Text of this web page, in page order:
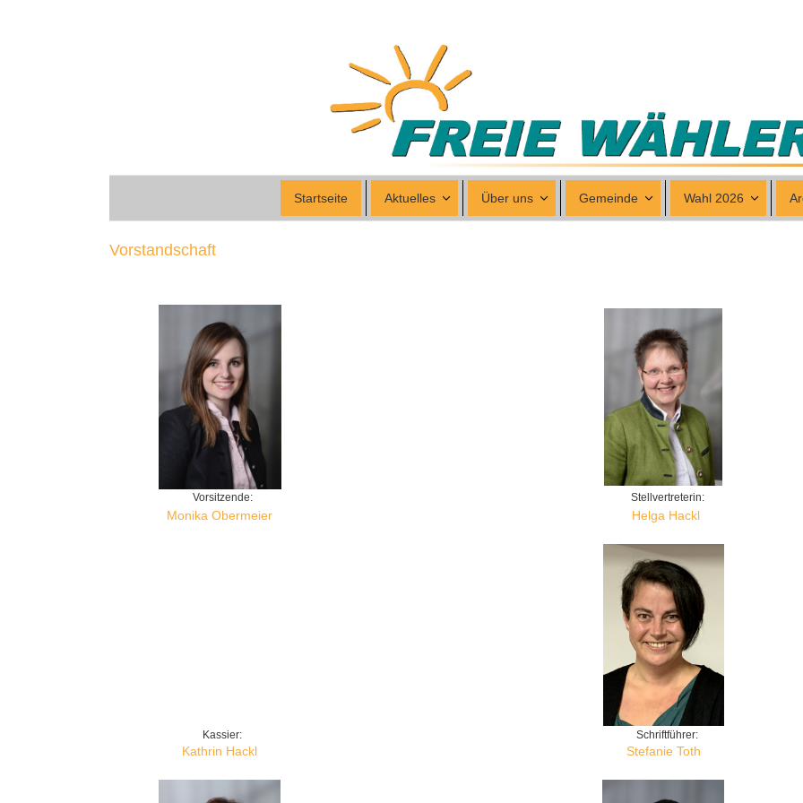
Startseite Aktuelles Über uns Gemeinde Wahl 2026
Vorstandschaft
Vorsitzende: Stellvertreterin:
Monika Obermeier Helga Hackl
Kassier: Schriftführer:
Kathrin Hackl Stefanie Toth